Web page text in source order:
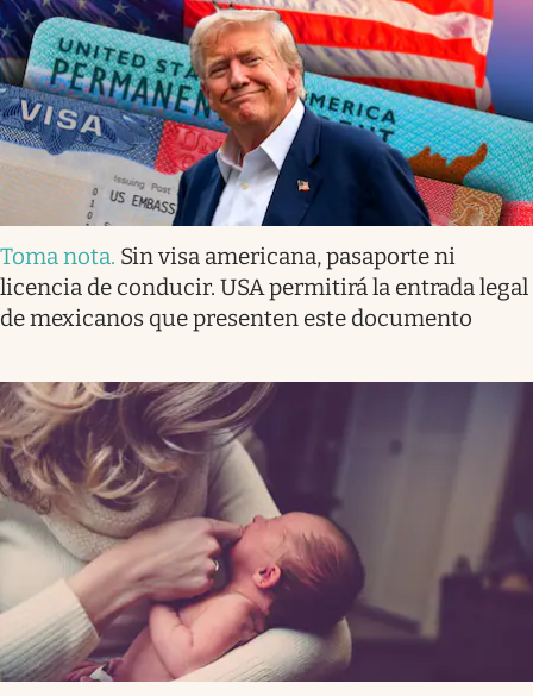
Toma nota. Sin visa americana, pasaporte ni
licencia de conducir. USA permitirá la entrada legal
de mexicanos que presenten este documento